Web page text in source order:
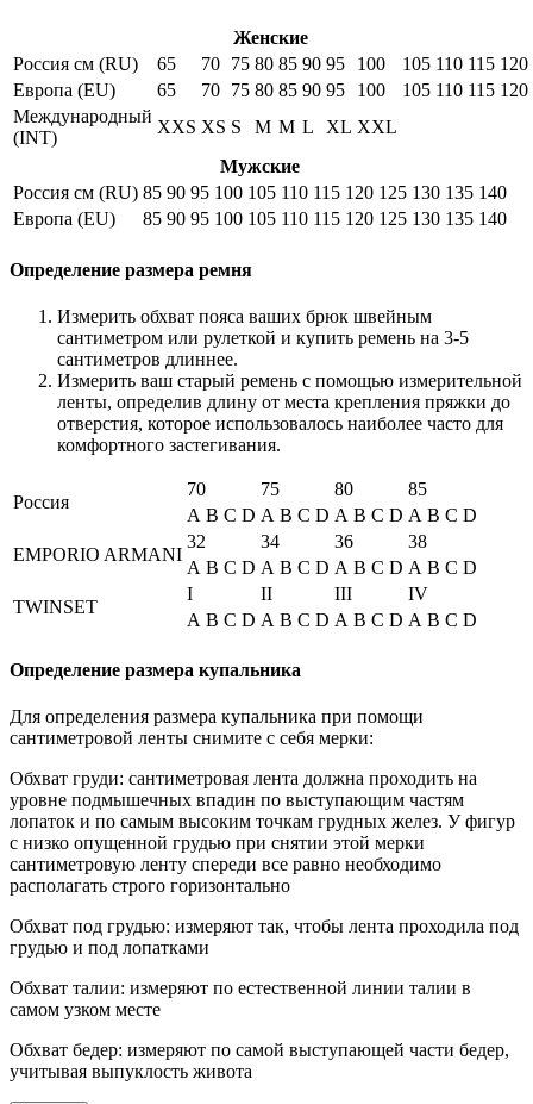
Женские
Россия см (RU)
65 70 75 80 85 90 95 100 105 110 115 120
Европа (EU)
65 70 75 80 85 90 95 100 105 110 115 120
Международный
(INT)
XXS XS S M M L XL XXL
Мужские
Россия см (RU) 85 90 95 100 105 110 115 120 125 130 135 140
Европа (EU)
85 90 95 100 105 110 115 120 125 130 135 140
Определение размера ремня
Измерить обхват пояса ваших брюк швейным
сантиметром или рулеткой и купить ремень на 3-5
сантиметров длиннее.
Измерить ваш старый ремень с помощью измерительной
ленты, определив длину от места крепления пряжки до
отверстия, которое использовалось наиболее часто для
комфортного застегивания.
Россия
70 75 80
85
A B C D A B C D A B C D A B C D
EMPORIO ARMANI
32 34 36
38
A B C D A B C D A B C D A B C D
TWINSET
I II III
IV
A B C D A B C D A B C D A B C D
Определение размера купальника
Для определения размера купальника при помощи
сантиметровой ленты снимите с себя мерки:
Обхват груди: сантиметровая лента должна проходить на
уровне подмышечных впадин по выступающим частям
лопаток и по самым высоким точкам грудных желез. У фигур
с низко опущенной грудью при снятии этой мерки
сантиметровую ленту спереди все равно необходимо
располагать строго горизонтально
Обхват под грудью: измеряют так, чтобы лента проходила под
грудью и под лопатками
Обхват талии: измеряют по естественной линии талии в
самом узком месте
Обхват бедер: измеряют по самой выступающей части бедер,
учитывая выпуклость живота